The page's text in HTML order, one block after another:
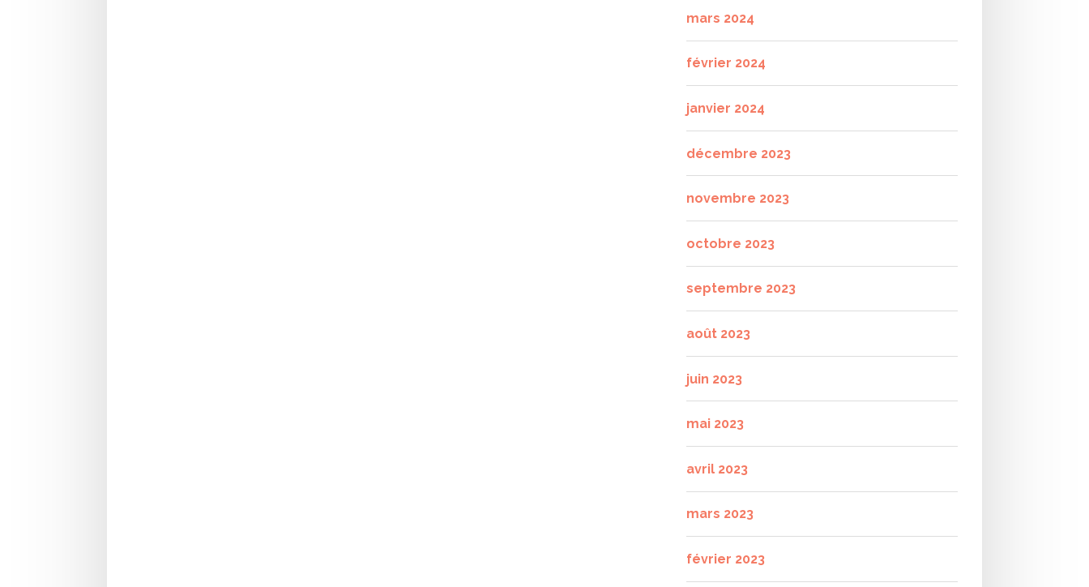
mars 2024
février 2024
janvier 2024
décembre 2023
novembre 2023
octobre 2023
septembre 2023
août 2023
juin 2023
mai 2023
avril 2023
mars 2023
février 2023